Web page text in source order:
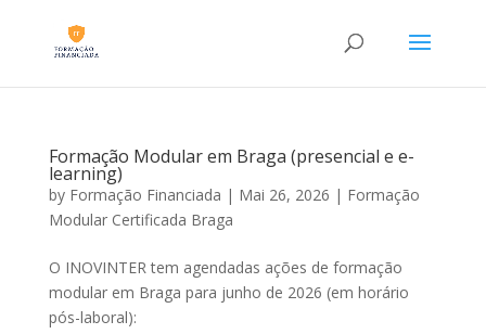
Formação Modular em Braga (presencial e e-
learning)
by Formação Financiada | Mai 26, 2026 | Formação
Modular Certificada Braga
O INOVINTER tem agendadas ações de formação
modular em Braga para junho de 2026 (em horário
pós-laboral):